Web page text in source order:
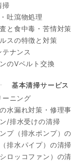
掃
吐瀉物処理
と食中毒・苦情対策
スの特徴と対策
ナンス
のVベルト交換
基本清掃サービス
ーニング
水漏れ対策・修理
/排水受けの清掃
プ（排水ポンプ）
排水パイプ）の清掃
ロッコファン）の